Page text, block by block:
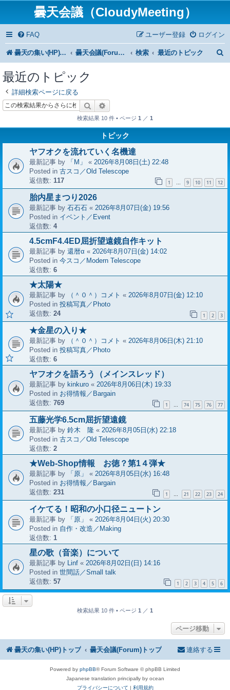
曇天会議（CloudyMeeting）
FAQ ログイン
ユーザー登録
曇天の集い(HP)トップ 曇天会議(Forum)トップ 検索 最近のトピック
最近のトピック
詳細検索ページに戻る
検索
検索結果 10 件 • ページ 1 ／ 1
トピック
ヤフオクを流れていく名機達
最新記事 by 「M」 « 2026年8月08日(土) 22:48
Posted in 古スコ／Old Telescope
返信数: 117 1 … 9 10 11 12
胎内星まつり2026
最新記事 by 石石石 « 2026年8月07日(金) 19:56
Posted in イベント／Event
返信数: 4
4.5cmF4.4ED屈折望遠鏡自作キット
最新記事 by 還暦α « 2026年8月07日(金) 14:02
Posted in 今スコ／Modern Telescope
返信数: 6
★太陽★
最新記事 by （＾０＾）コメト « 2026年8月07日(金) 12:10
Posted in 投稿写真／Photo
返信数: 24 1 2 3
★金星の入り★
最新記事 by （＾０＾）コメト « 2026年8月06日(木) 21:10
Posted in 投稿写真／Photo
返信数: 6
ヤフオクを語ろう（メインスレッド）
最新記事 by kinkuro « 2026年8月06日(木) 19:33
Posted in お得情報／Bargain
返信数: 769 1 … 74 75 76 77
五藤光学6.5cm屈折望遠鏡
最新記事 by 鈴木 隆 « 2026年8月05日(水) 22:18
Posted in 古スコ／Old Telescope
返信数: 2
★Web-Shop情報 お徳？第1４弾★
最新記事 by 「原」 « 2026年8月05日(水) 16:48
Posted in お得情報／Bargain
返信数: 231 1 … 21 22 23 24
イケてる！昭和の小口径ニュートン
最新記事 by 「原」 « 2026年8月04日(火) 20:30
Posted in 自作・改造／Making
返信数: 1
星の歌（音楽）について
最新記事 by Linf « 2026年8月02日(日) 14:16
Posted in 世間話／Small talk
返信数: 57 1 2 3 4 5 6
検索結果 10 件 • ページ 1 ／ 1
ページ移動
曇天の集い(HP)トップ 曇天会議(Forum)トップ 連絡する
Powered by phpBB® Forum Software © phpBB Limited
Japanese translation principally by ocean
プライバシーについて
利用規約